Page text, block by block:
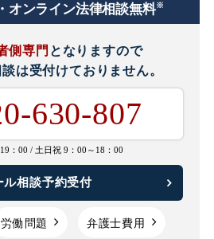
オンライン法律相談無料※
側専門 となりますので
は受付けておりません。
630-807
：00 / 土日祝 9：00～18：00
ル相談予約受付
労働問題 弁護士費用